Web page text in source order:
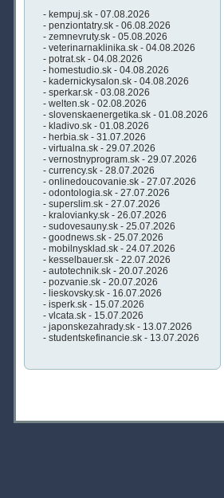
- kempuj.sk - 07.08.2026
- penziontatry.sk - 06.08.2026
- zemnevruty.sk - 05.08.2026
- veterinarnaklinika.sk - 04.08.2026
- potrat.sk - 04.08.2026
- homestudio.sk - 04.08.2026
- kadernickysalon.sk - 04.08.2026
- sperkar.sk - 03.08.2026
- welten.sk - 02.08.2026
- slovenskaenergetika.sk - 01.08.2026
- kladivo.sk - 01.08.2026
- herbia.sk - 31.07.2026
- virtualna.sk - 29.07.2026
- vernostnyprogram.sk - 29.07.2026
- currency.sk - 28.07.2026
- onlinedoucovanie.sk - 27.07.2026
- odontologia.sk - 27.07.2026
- superslim.sk - 27.07.2026
- kralovianky.sk - 26.07.2026
- sudovesauny.sk - 25.07.2026
- goodnews.sk - 25.07.2026
- mobilnysklad.sk - 24.07.2026
- kesselbauer.sk - 22.07.2026
- autotechnik.sk - 20.07.2026
- pozvanie.sk - 20.07.2026
- lieskovsky.sk - 16.07.2026
- isperk.sk - 15.07.2026
- vlcata.sk - 15.07.2026
- japonskezahrady.sk - 13.07.2026
- studentskefinancie.sk - 13.07.2026